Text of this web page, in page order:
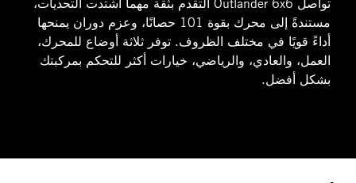
مستندةً إلى محرك بقوة 101 حصانًا، وعزم دوران يمنحها
أداءً قويًا في مختلف الظروف. توفر ثلاثة أوضاع للمحرك،
العمل، والعادي، والرياضي، خيارات أكثر للتحكم بمركبتك
بشكل أفضل.